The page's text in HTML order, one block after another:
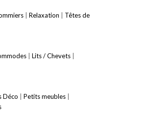
| Relaxation | Têtes de
| Lits / Chevets|
Déco | Petits meubles|